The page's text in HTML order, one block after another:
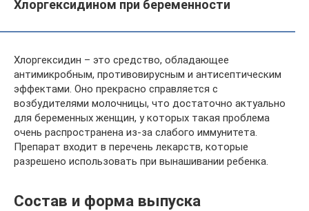
Хлоргексидином при беременности
Хлоргексидин – это средство, обладающее
антимикробным, противовирусным и антисептическим
эффектами. Оно прекрасно справляется с
возбудителями молочницы, что достаточно актуально
для беременных женщин, у которых такая проблема
очень распространена из-за слабого иммунитета.
Препарат входит в перечень лекарств, которые
разрешено использовать при вынашивании ребенка.
Состав и форма выпуска